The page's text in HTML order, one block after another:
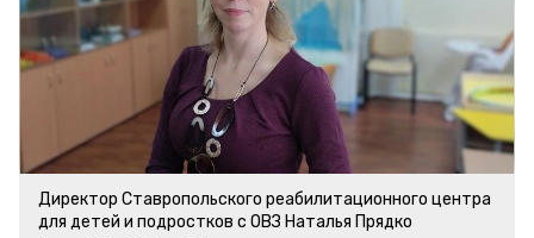
Директор Ставропольского реабилитационного центра
для детей и подростков с ОВЗ Наталья Прядко